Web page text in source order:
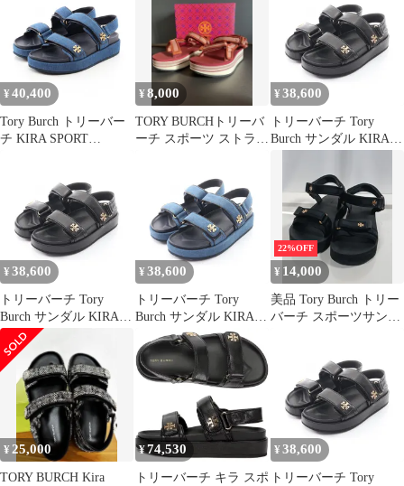
ールド 24cm レディー
ス 夏 ゴーゴー古着マル
イファミリー溝口店 26
No.名久2204
レザー サンダル レディ
ース 新品
¥ 40,400
Tory Burch トリーバー
チ KIRA SPORT
¥8,000
TORY BURCHトリーバ
ーチ スポーツ ストラッ
¥ 38,600
トリーバーチ Tory
Burch サンダル KIRA
スポーツ 1443280015/
レザー サンダル レディ
ース 新品
¥ 38,600
トリーバーチ Tory
Burch サンダル KIRA
SPORT SANDAL キラ
スポーツ 1443280017/
レザー サンダル レディ
ース 新品
¥ 38,600
トリーバーチ Tory
Burch サンダル KIRA
SPORT SANDAL キラ
スポーツ 1589544016/
デニム レザー サンダル
レディース 新品
22%OFF
¥ 14,000
美品 Tory Burch トリー
バーチ スポーツサンダ
¥ 25,000
TORY BURCH Kira
¥74,530
トリーバーチ キラ スポ
¥ 38,600
トリーバーチ Tory